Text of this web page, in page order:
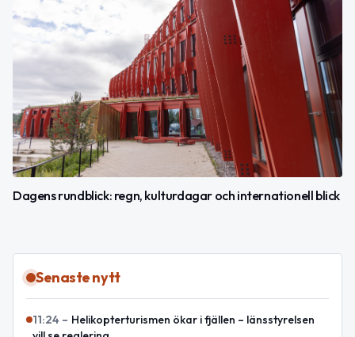
Dagens rundblick: regn, kulturdagar och internationell blick
Senaste nytt
11:24 – Helikopterturismen ökar i fjällen – länsstyrelsen